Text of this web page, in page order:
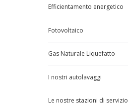
Efficientamento energetico
Fotovoltaico
Gas Naturale Liquefatto
I nostri autolavaggi
Le nostre stazioni di servizio